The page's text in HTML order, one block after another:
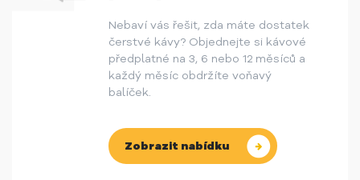
Nebaví vás řešit, zda máte dostatek
čerstvé kávy? Objednejte si kávové
předplatné na 3, 6 nebo 12 měsíců a
každý měsíc obdržíte voňavý
balíček.
Zobrazit nabídku